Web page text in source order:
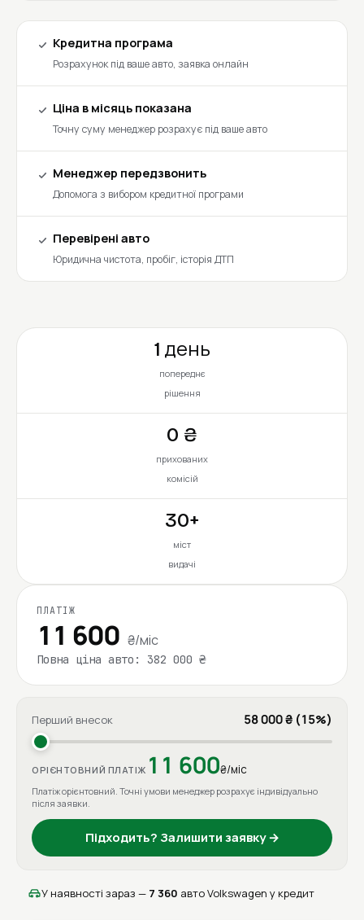
Кредитна програма
Розрахунок під ваше авто, заявка онлайн
Ціна в місяць показана
Точну суму менеджер розрахує під ваше авто
Менеджер передзвонить
Допомога з вибором кредитної програми
Перевірені авто
Юридична чистота, пробіг, історія ДТП
1 день
попереднє
рішення
0 ₴
прихованих
комісій
30+
міст
видачі
ПЛАТІЖ
11 600 ₴/міс
Повна ціна авто: 382 000 ₴
Перший внесок 58 000 ₴ (15%)
ОРІЄНТОВНИЙ ПЛАТІЖ 11 600₴/міс
Платіж орієнтовний. Точні умови менеджер розрахує індивідуально
після заявки.
Підходить? Залишити заявку →
У наявності зараз — 7 360 авто Volkswagen у кредит